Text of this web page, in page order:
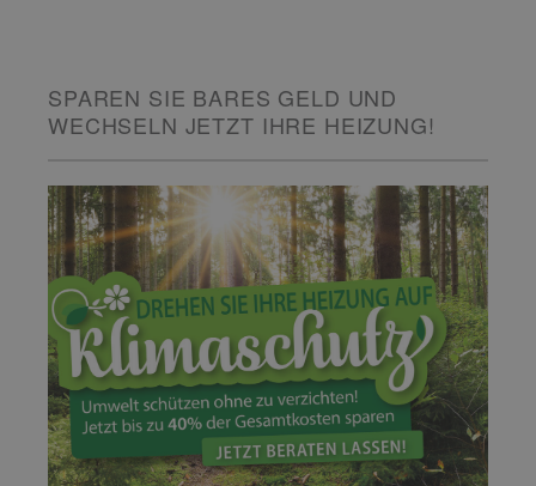
SPAREN SIE BARES GELD UND
WECHSELN JETZT IHRE HEIZUNG!